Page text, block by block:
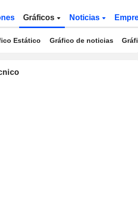
Gráficos Noticias
Estático Gráfico de noticias